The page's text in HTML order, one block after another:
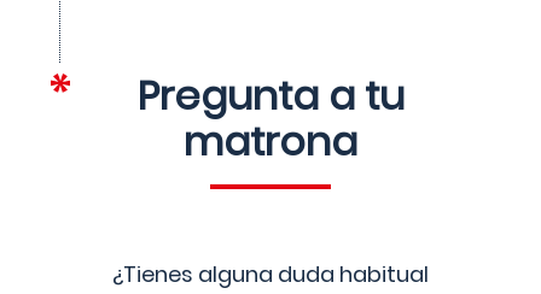
Pregunta a tu
matrona
¿Tienes alguna duda habitual